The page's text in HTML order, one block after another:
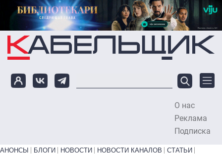
Перейти к основному содержанию
О нас
Реклама
Подписка
Primary links bottom
АНОНСЫ БЛОГИ НОВОСТИ НОВОСТИ КАНАЛОВ
СТАТЬИ